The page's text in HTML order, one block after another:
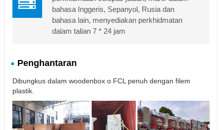
bahasa Inggeris, Sepanyol, Rusia dan
bahasa lain, menyediakan perkhidmatan
dalam talian 7 * 24 jam
Penghantaran
Dibungkus dalam woodenbox o FCL penuh dengan filem
plastik.